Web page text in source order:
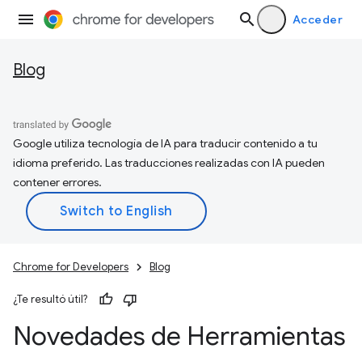
Acceder
Blog
Google utiliza tecnología de IA para traducir contenido a tu
idioma preferido. Las traducciones realizadas con IA pueden
contener errores.
Chrome for Developers Blog
¿Te resultó útil?
Novedades de Herramientas